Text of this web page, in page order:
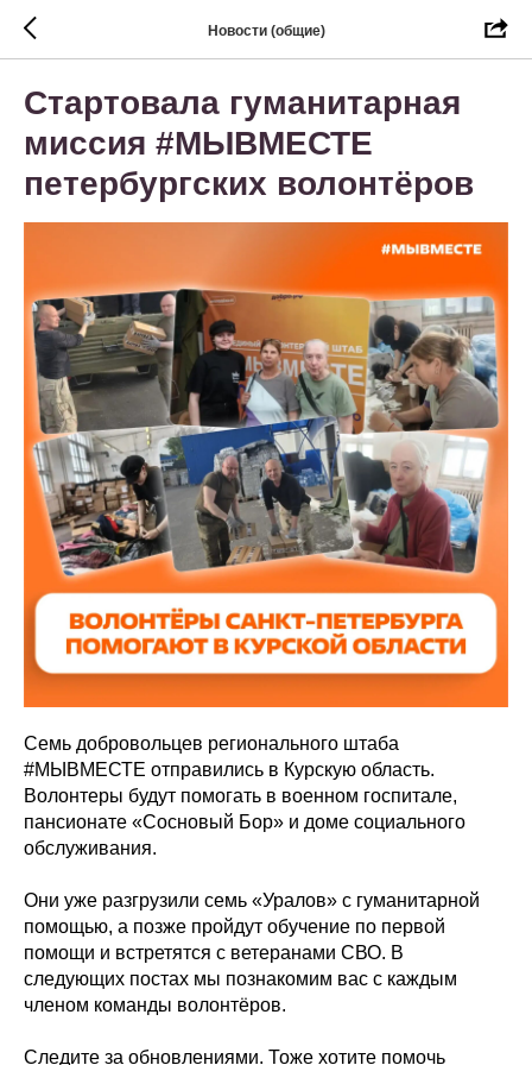
Новости (общие)
Стартовала гуманитарная
миссия #МЫВМЕСТЕ
петербургских волонтёров
Семь добровольцев регионального штаба
#МЫВМЕСТЕ отправились в Курскую область.
Волонтеры будут помогать в военном госпитале,
пансионате «Сосновый Бор» и доме социального
обслуживания.
Они уже разгрузили семь «Уралов» с гуманитарной
помощью, а позже пройдут обучение по первой
помощи и встретятся с ветеранами СВО. В
следующих постах мы познакомим вас с каждым
членом команды волонтёров.
Следите за обновлениями. Тоже хотите помочь